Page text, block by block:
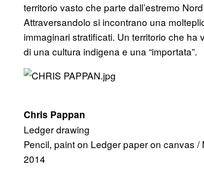
territorio vasto che parte dall’estremo
Attraversandolo si incontrano una
immaginari stratificati. Un territorio che ha
di una cultura indigena e una “importata”.
Chris Pappan
Ledger drawing
Pencil, paint on Ledger paper on canvas
2014